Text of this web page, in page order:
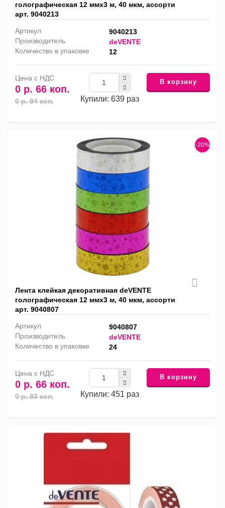
голографическая 12 ммх3 м, 40 мкм, ассорти
арт. 9040213
Артикул
9040213
Производитель
deVENTE
Количество в упаковке
12
Цена с НДС
0 р. 66 коп.
0 р. 94 коп. Купили: 639 раз
В корзину
-20%
Лента клейкая декоративная deVENTE
голографическая 12 ммх3 м, 40 мкм, ассорти
арт. 9040807
Артикул
9040807
Производитель
deVENTE
Количество в упаковке
24
Цена с НДС
0 р. 66 коп.
0 р. 83 коп. Купили: 451 раз
В корзину